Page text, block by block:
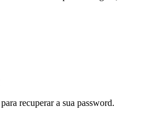
recuperar a sua password.